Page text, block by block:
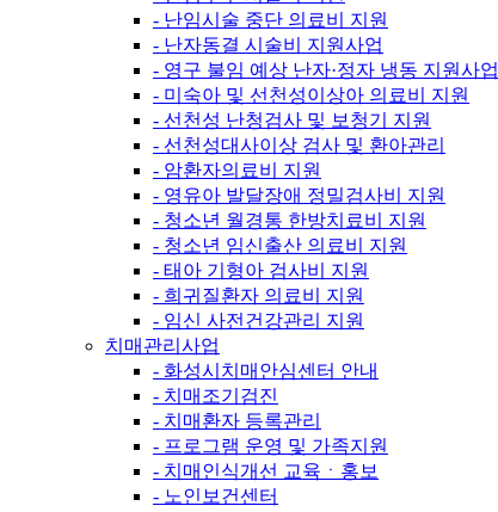
- 난임시술 중단 의료비 지원
- 난자동결 시술비 지원사업
- 영구 불임 예상 난자·정자 냉동 지원사업
- 미숙아 및 선천성이상아 의료비 지원
- 선천성 난청검사 및 보청기 지원
- 선천성대사이상 검사 및 환아관리
- 암환자의료비 지원
- 영유아 발달장애 정밀검사비 지원
- 청소년 월경통 한방치료비 지원
- 청소년 임신출산 의료비 지원
- 태아 기형아 검사비 지원
- 희귀질환자 의료비 지원
- 임신 사전건강관리 지원
치매관리사업
- 화성시치매안심센터 안내
- 치매조기검진
- 치매환자 등록관리
- 프로그램 운영 및 가족지원
- 치매인식개선 교육ㆍ홍보
- 노인보건센터